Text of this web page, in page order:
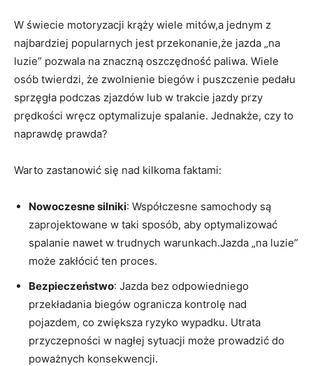
W świecie motoryzacji krąży wiele mitów,a jednym z
najbardziej popularnych jest przekonanie,że jazda „na
luzie” pozwala na znaczną oszczędność paliwa. Wiele
osób twierdzi, że zwolnienie biegów i puszczenie pedału
sprzęgła podczas zjazdów lub w trakcie jazdy przy
prędkości wręcz optymalizuje spalanie. Jednakże, czy to
naprawdę prawda?
Warto zastanowić się nad kilkoma faktami:
Nowoczesne silniki: Współczesne samochody są
zaprojektowane w taki sposób, aby optymalizować
spalanie nawet w trudnych warunkach.Jazda „na luzie”
może zakłócić ten proces.
Bezpieczeństwo: Jazda bez odpowiedniego
przekładania biegów ogranicza kontrolę nad
pojazdem, co zwiększa ryzyko wypadku. Utrata
przyczepności w nagłej sytuacji może prowadzić do
poważnych konsekwencji.